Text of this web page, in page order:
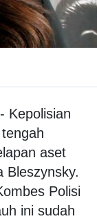
Kepolisian
aset
Bleszynsky.
Polisi
ini sudah